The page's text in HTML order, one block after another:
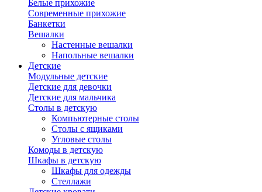
Белые прихожие
Современные прихожие
Банкетки
Вешалки
Настенные вешалки
Напольные вешалки
Детские
Модульные детские
Детские для девочки
Детские для мальчика
Столы в детскую
Компьютерные столы
Столы с ящиками
Угловые столы
Комоды в детскую
Шкафы в детскую
Шкафы для одежды
Стеллажи